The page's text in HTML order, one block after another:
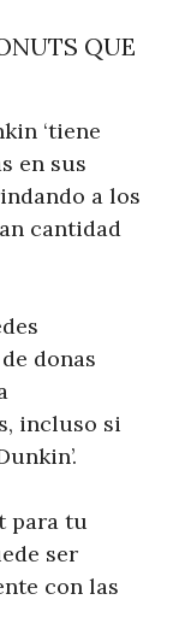
QUE
‘tiene
en sus
a los
cantidad
donas
incluso si
para tu
ser
con las